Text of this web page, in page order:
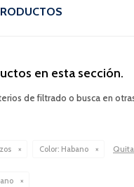
en esta sección.
de filtrado o busca en
Color: Habano